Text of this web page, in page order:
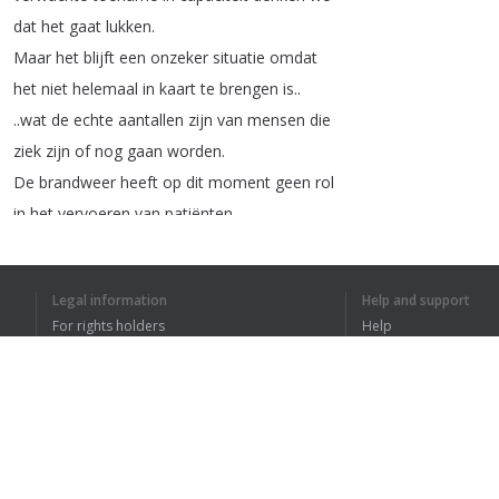
dat het gaat lukken.
Maar het blijft een onzeker situatie omdat
het niet helemaal in kaart te brengen is..
..wat de echte aantallen zijn van mensen die
ziek zijn of nog gaan worden.
De brandweer heeft op dit moment geen rol
in het vervoeren van patiënten
het eiland.
Daarnaast is de vraag gesteld of de brandweer
Legal information
For rights holders
Help and support
Help